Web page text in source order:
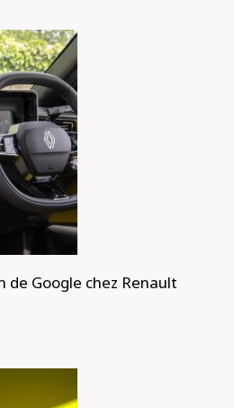
de Google chez Renault